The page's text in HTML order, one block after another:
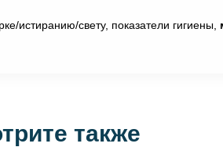
истиранию/свету, показатели гигиены,
также